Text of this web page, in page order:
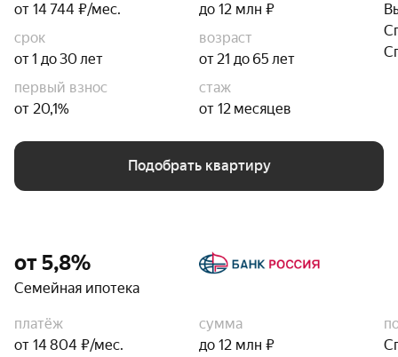
от 14 744 ₽/мес.
до 12 млн ₽
срок
от 1 до 30 лет
возраст
от 21 до 65 лет
первый взнос
от 20,1%
стаж
от 12 месяцев
Подобрать квартиру
от 5,8%
Семейная ипотека
платёж
от 14 804 ₽/мес.
сумма
до 12 млн ₽